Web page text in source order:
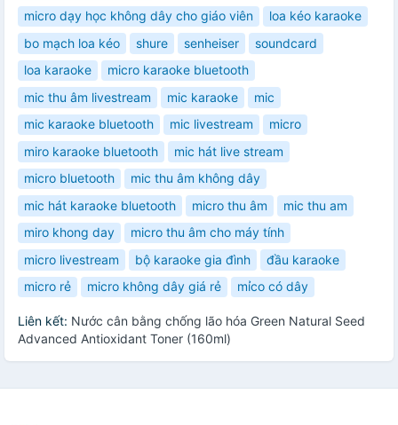
micro dạy học không dây cho giáo viên
loa kéo karaoke
bo mạch loa kéo
shure senheiser
soundcard
loa karaoke
micro karaoke bluetooth
mic thu âm livestream
mic karaoke
mic
mic karaoke bluetooth
mic livestream
micro
miro karaoke bluetooth
mic hát live stream
micro bluetooth
mic thu âm không dây
mic hát karaoke bluetooth
micro thu âm
mic thu am
miro khong day
micro thu âm cho máy tính
micro livestream
bộ karaoke gia đình
đầu karaoke
micro rẻ
micro không dây giá rẻ mỉco có dây
Liên kết: Nước cân bằng chống lão hóa Green Natural Seed
Advanced Antioxidant Toner (160ml)